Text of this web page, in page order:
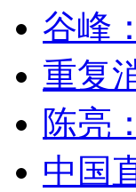
谷峰
重复
陈亮
中国